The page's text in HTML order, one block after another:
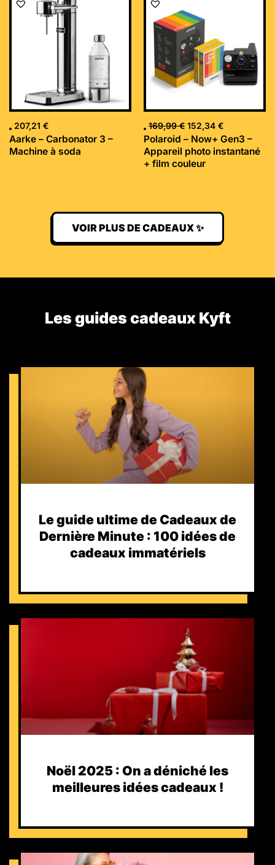
207,21 €
Aarke – Carbonator 3 –
Machine à soda
169,99€
initial
était :
169,99 €.
152,34 €
Polaroid – Now+ Gen3 –
Appareil photo instantané
+ film couleur
VOIR PLUS DE CADEAUX ✨
Les guides cadeaux Kyft​
Le guide ultime de Cadeaux de
Dernière Minute : 100 idées de
cadeaux immatériels
Noël 2025 : On a déniché les
meilleures idées cadeaux !